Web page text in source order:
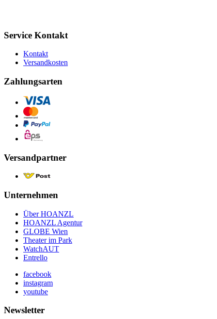
Service Kontakt
Kontakt
Versandkosten
Zahlungsarten
Versandpartner
Unternehmen
Über HOANZL
HOANZL Agentur
GLOBE Wien
Theater im Park
WatchAUT
Entrello
facebook
instagram
youtube
Newsletter